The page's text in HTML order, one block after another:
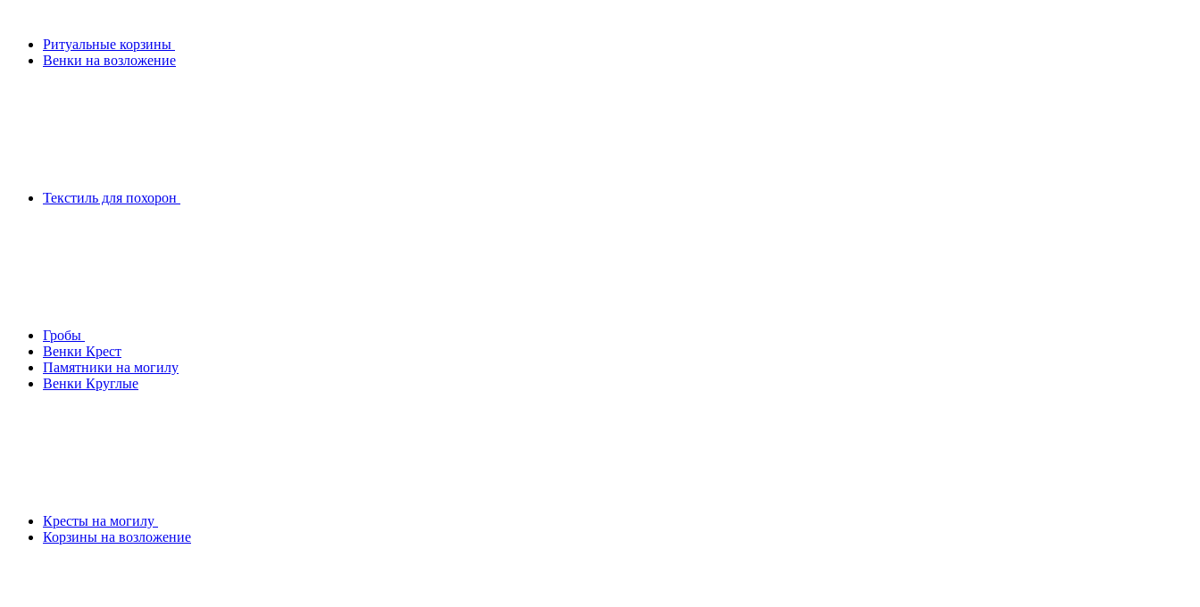
Ритуальные корзины
Венки на возложение
Текстиль для похорон
Гробы
Венки Крест
Памятники на могилу
Венки Круглые
Кресты на могилу
Корзины на возложение